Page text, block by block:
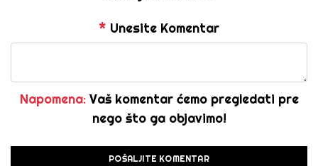
* Unesite Komentar
Napomena:Vaš komentar ćemo pregledati pre
nego što ga objavimo!
POŠALJITE KOMENTAR